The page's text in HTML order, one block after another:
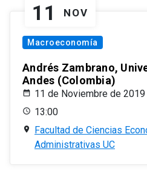
11 NOV
Macroeconomía
Andrés Zambrano,
Andes (Colombia)
11 de Noviembre de 2019
13:00
Facultad de Ciencias
Administrativas UC